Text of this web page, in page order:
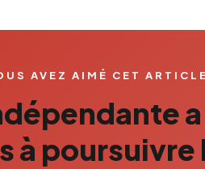
AVEZ AIMÉ CET
à poursuivre